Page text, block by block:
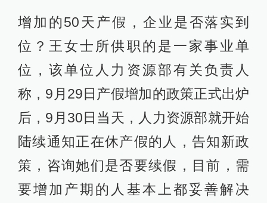
增加的50天产假，企业是否落实到
位？王女士所供职的是一家事业单
位，该单位人力资源部有关负责人
称，9月29日产假增加的政策正式出炉
后，9月30日当天，人力资源部就开始
陆续通知正在休产假的人，告知新政
策，咨询她们是否要续假，目前，需
要增加产期的人基本上都妥善解决